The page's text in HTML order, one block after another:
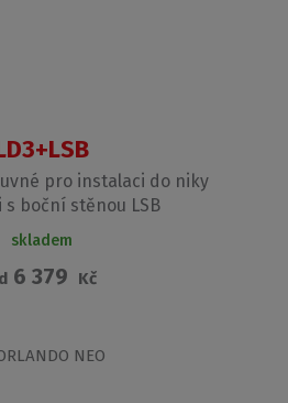
pro instalaci do niky
boční stěnou LSB
skladem
6 379 Kč